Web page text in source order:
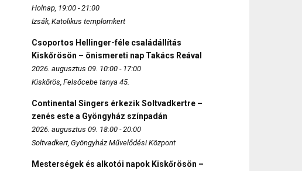
Holnap, 19:00 - 21:00
Izsák, Katolikus templomkert
Csoportos Hellinger-féle családállítás
Kiskőrösön – önismereti nap Takács Reával
2026. augusztus 09. 10:00 - 17:00
Kiskőrös, Felsőcebe tanya 45.
Continental Singers érkezik Soltvadkertre –
zenés este a Gyöngyház színpadán
2026. augusztus 09. 18:00 - 20:00
Soltvadkert, Gyöngyház Művelődési Központ
Mesterségek és alkotói napok Kiskőrösön –